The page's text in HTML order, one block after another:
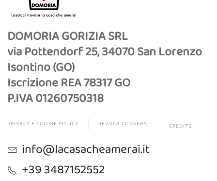
DOMORIA GORIZIA SRL
via Pottendorf 25, 34070 San Lorenzo
Isontino (GO)
Iscrizione REA 78317 GO
P.IVA 01260750318
PRIVACY E COOKIE POLICY REVOCA CONSENSI CREDITS
info@lacasacheamerai.it
+39 3487152552